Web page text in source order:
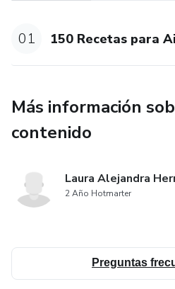
01 150 Recetas para
Más información
contenido
Laura Alejandra
2 Año Hotmarter
Preguntas